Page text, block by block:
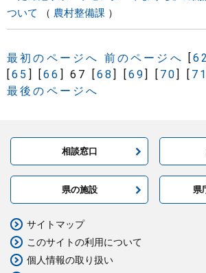
ついて
農村整備課
最初のページへ 前のページへ [62
[65 ] [66 ] 67 [68] [69] [ 70] [
最後のページへ
相談窓口
県の施設 県
サイトマップ
このサイトの利用について
個人情報の取り扱い